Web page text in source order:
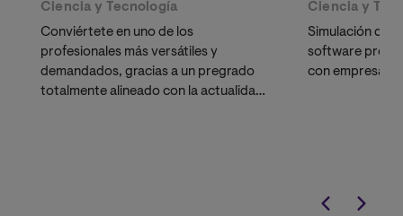
Ciencia y Tecnología
Conviértete en uno de los
profesionales más versátiles y
demandados, gracias a un pregrado
totalmente alineado con la actualidad
Ciencia y
Simulación de
software
con empresas